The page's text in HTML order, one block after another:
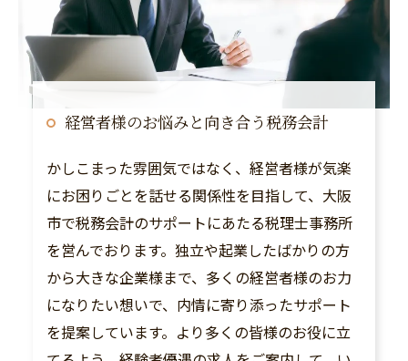
経営者様のお悩みと向き合う税務会計
かしこまった雰囲気ではなく、経営者様が気楽
にお困りごとを話せる関係性を目指して、大阪
市で税務会計のサポートにあたる税理士事務所
を営んでおります。独立や起業したばかりの方
から大きな企業様まで、多くの経営者様のお力
になりたい想いで、内情に寄り添ったサポート
を提案しています。より多くの皆様のお役に立